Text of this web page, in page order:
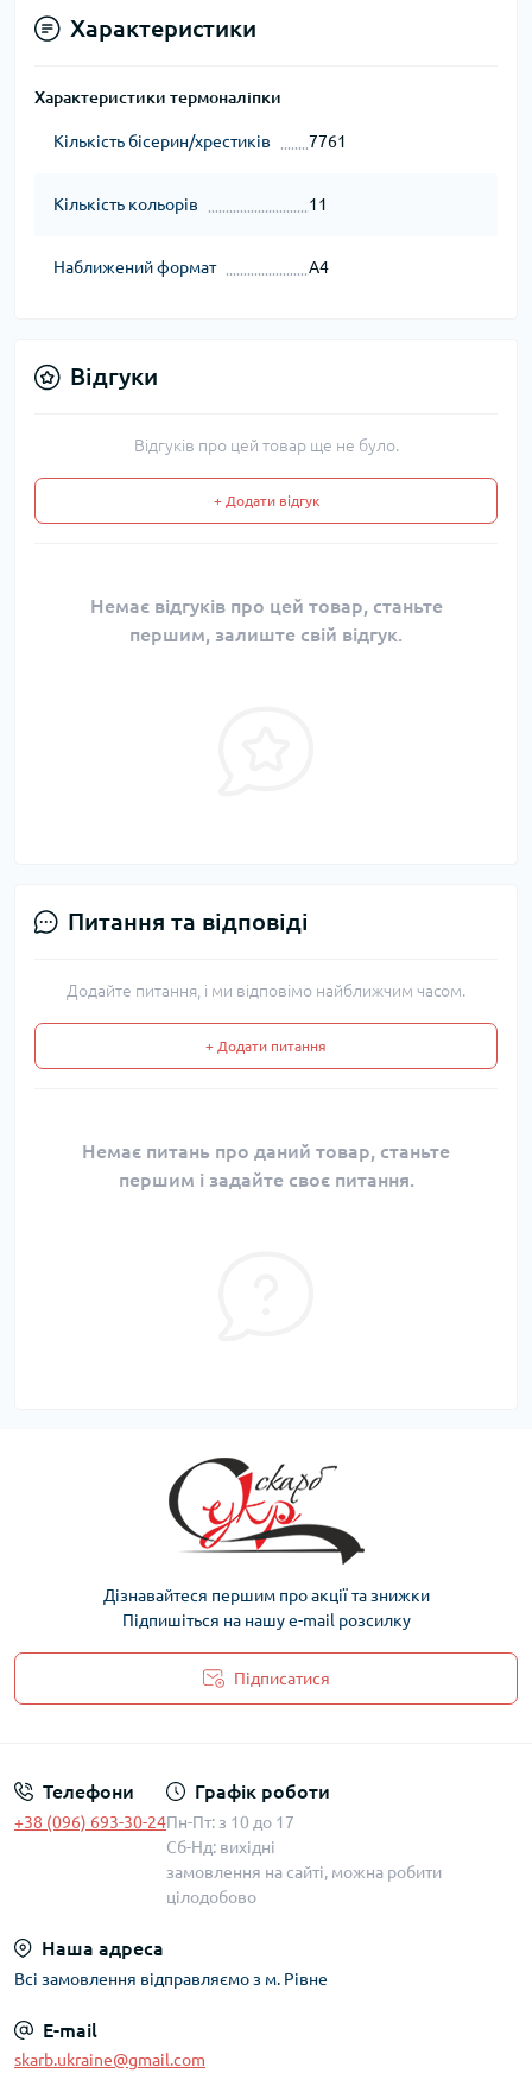
Характеристики
Характеристики термоналіпки
Кількість бісерин/хрестиків 7761
Кількість кольорів 11
Наближений формат А4
Відгуки
Відгуків про цей товар ще не було.
+ Додати відгук
Немає відгуків про цей товар, станьте
першим, залиште свій відгук.
Питання та відповіді
Додайте питання, і ми відповімо найближчим часом.
+ Додати питання
Немає питань про даний товар, станьте
першим і задайте своє питання.
Дізнавайтеся першим про акції та знижки
Підпишіться на нашу e-mail розсилку
Підписатися
Телефони
+38 (096) 693-30-24
Графік роботи
Пн-Пт: з 10 до 17
Сб-Нд: вихідні
замовлення на сайті, можна робити
цілодобово
Наша адреса
Всі замовлення відправляємо з м. Рівне
E-mail
skarb.ukraine@gmail.com